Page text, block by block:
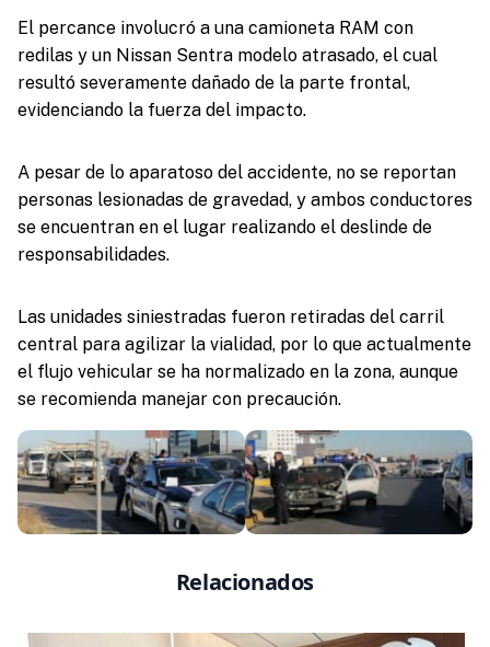
El percance involucró a una camioneta RAM con
redilas y un Nissan Sentra modelo atrasado, el cual
resultó severamente dañado de la parte frontal,
evidenciando la fuerza del impacto.
A pesar de lo aparatoso del accidente, no se reportan
personas lesionadas de gravedad, y ambos conductores
se encuentran en el lugar realizando el deslinde de
responsabilidades.
Las unidades siniestradas fueron retiradas del carril
central para agilizar la vialidad, por lo que actualmente
el flujo vehicular se ha normalizado en la zona, aunque
se recomienda manejar con precaución.
Relacionados